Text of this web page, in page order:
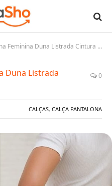
Feminina Duna Listrada Cintura Alta
Duna Listrada
0
CALÇAS, CALÇA PANTALONA